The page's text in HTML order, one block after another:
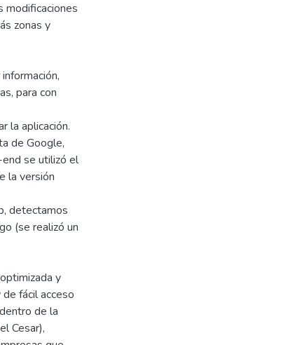
modificaciones
zonas y
para con
la aplicación.
de Google,
se utilizó el
la versión
detectamos
(se realizó un
y
fácil acceso
de la
Cesar),